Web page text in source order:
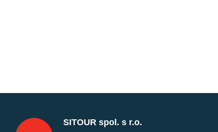
SITOUR spol. s r.o.